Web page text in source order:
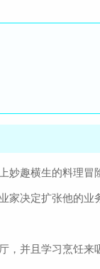
妙趣横生的料理冒
家决定扩张他的业
，并且学习烹饪来